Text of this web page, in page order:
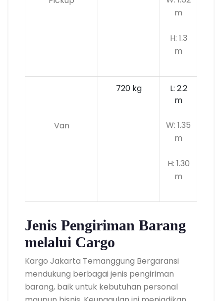
m
H: 1.3
m
Van
720 kg
L: 2.2
m
W: 1.35
m
H: 1.30
m
Jenis Pengiriman Barang
melalui Cargo
Kargo Jakarta Temanggung Bergaransi
mendukung berbagai jenis pengiriman
barang, baik untuk kebutuhan personal